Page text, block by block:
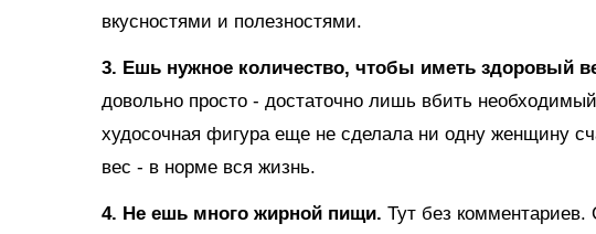
вкусностями и полезностями.
3. Ешь нужное количество, чтобы иметь здоровый
довольно просто - достаточно лишь вбить
худосочная фигура еще не сделала ни одну женщину
вес - в норме вся жизнь.
4. Не ешь много жирной пищи. Тут без